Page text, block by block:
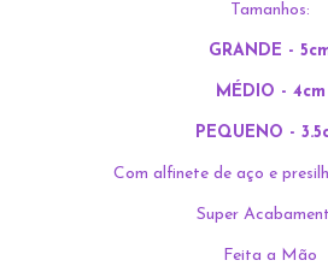
Tamanhos:
GRANDE -
MÉDIO - 4cm
PEQUENO -
Com alfinete de aço e
Super
Feita a Mão